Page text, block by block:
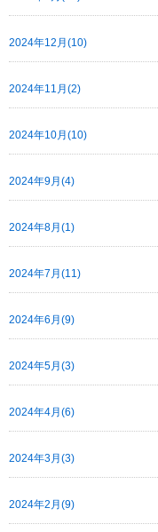
2024年12月(10)
2024年11月(2)
2024年10月(10)
2024年9月(4)
2024年8月(1)
2024年7月(11)
2024年6月(9)
2024年5月(3)
2024年4月(6)
2024年3月(3)
2024年2月(9)